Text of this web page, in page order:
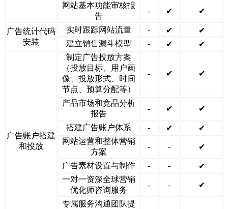
网站基本功能审核报
告
- ✔ ✔
广告统计代码
安装
实时跟踪网站流量 - ✔
✔
建立销售漏斗模型
- ✔ ✔
广告账户搭建
和投放
制定广告投放方案
（投放目标、用户画
像、投放形式、时间
节点、预算分配等）
- ✔ ✔
产品市场和竞品分析
报告
- ✔ ✔
搭建广告账户体系 - ✔
✔
网站运营和整体营销
方案
- - ✔
广告素材设置与制作 - -
✔
一对一资深全球营销
优化师咨询服务
- - ✔
专属服务沟通团队提